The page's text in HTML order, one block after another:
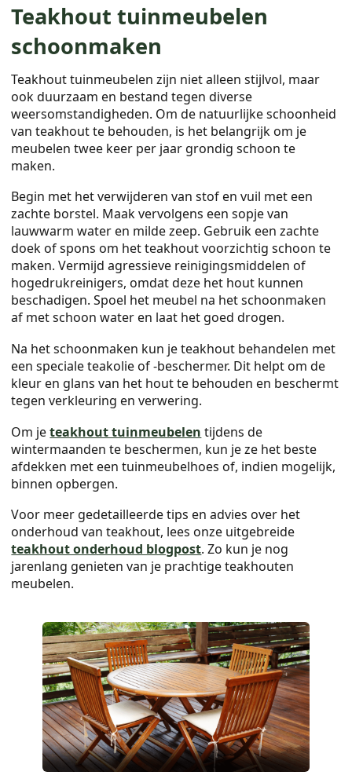
Teakhout tuinmeubelen
schoonmaken
Teakhout tuinmeubelen zijn niet alleen stijlvol, maar
ook duurzaam en bestand tegen diverse
weersomstandigheden. Om de natuurlijke schoonheid
van teakhout te behouden, is het belangrijk om je
meubelen twee keer per jaar grondig schoon te
maken.
Begin met het verwijderen van stof en vuil met een
zachte borstel. Maak vervolgens een sopje van
lauwwarm water en milde zeep. Gebruik een zachte
doek of spons om het teakhout voorzichtig schoon te
maken. Vermijd agressieve reinigingsmiddelen of
hogedrukreinigers, omdat deze het hout kunnen
beschadigen. Spoel het meubel na het schoonmaken
af met schoon water en laat het goed drogen.
Na het schoonmaken kun je teakhout behandelen met
een speciale teakolie of -beschermer. Dit helpt om de
kleur en glans van het hout te behouden en beschermt
tegen verkleuring en verwering.
Om jeteakhout tuinmeubelen tijdens de
wintermaanden te beschermen, kun je ze het beste
afdekken met een tuinmeubelhoes of, indien mogelijk,
binnen opbergen.
Voor meer gedetailleerde tips en advies over het
onderhoud van teakhout, lees onze uitgebreide
teakhout onderhoud blogpost. Zo kun je nog
jarenlang genieten van je prachtige teakhouten
meubelen.